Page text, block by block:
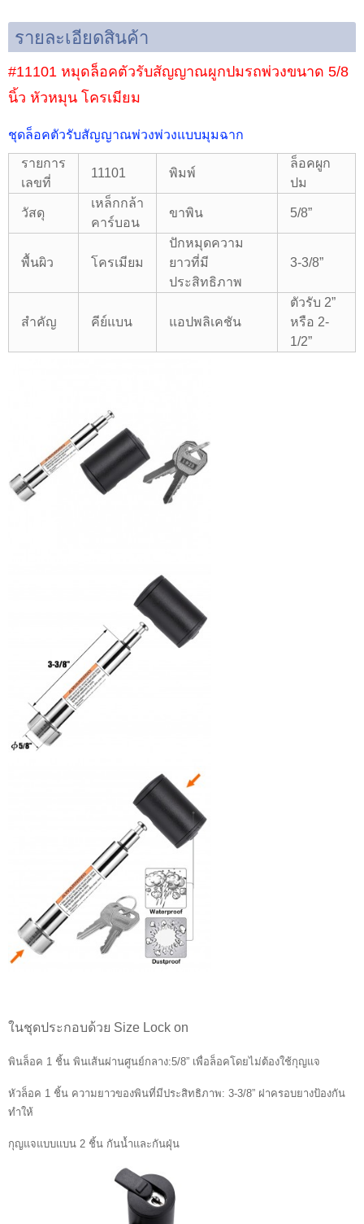
รายละเอียดสินค้า
#11101 หมุดล็อคตัวรับสัญญาณผูกปมรถพ่วงขนาด 5/8
นิ้ว หัวหมุน โครเมียม
ชุดล็อคตัวรับสัญญาณพ่วงพ่วงแบบมุมฉาก
รายการ
เลขที่
11101 พิมพ์
ล็อคผูก
ปม
วัสดุ
เหล็กกล้า
คาร์บอน
ขาพิน 5/8”
พื้นผิว โครเมียม
ปักหมุดความ
ยาวที่มี
ประสิทธิภาพ
3-3/8”
สำคัญ คีย์แบน แอปพลิเคชัน
ตัวรับ 2”
หรือ 2-
1/2”
ในชุดประกอบด้วย Size Lock on
พินล็อค 1 ชิ้น พินเส้นผ่านศูนย์กลาง:5/8” เพื่อล็อคโดยไม่ต้องใช้กุญแจ
หัวล็อค 1 ชิ้น ความยาวของพินที่มีประสิทธิภาพ: 3-3/8” ฝาครอบยางป้องกัน
ทำให้
กุญแจแบบแบน 2 ชิ้น กันน้ำและกันฝุ่น